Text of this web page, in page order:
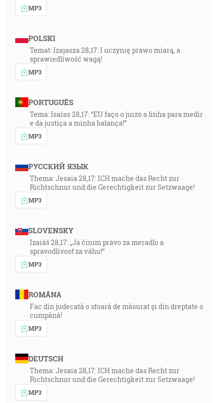
MP3
POLSKI
Temat: Izajasza 28,17: I uczynię prawo miarą, a
sprawiedliwość wagą!
MP3
PORTUGUÊS
Tema: Isaías 28,17: “EU faço o juizo a linha para medir
e da justiça a minha balança!”
MP3
РУССКИЙ ЯЗЫК
Thema: Jesaia 28,17: ICH mache das Recht zur
Richtschnur und die Gerechtigkeit zur Setzwaage!
MP3
SLOVENSKY
Izaiáš 28,17: „Ja činím právo za meradlo a
spravodlivosť za váhu!“
MP3
ROMÂNA
Fac din judecată o sfoară de măsurat și din dreptate o
cumpănă!
MP3
DEUTSCH
Thema: Jesaia 28,17: ICH mache das Recht zur
Richtschnur und die Gerechtigkeit zur Setzwaage!
MP3